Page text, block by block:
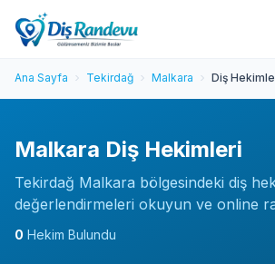
Ana Sayfa Tekirdağ Malkara Diş
Malkara Diş Hekimleri
Tekirdağ Malkara bölgesindeki diş
değerlendirmeleri okuyun ve online
0 Hekim Bulundu